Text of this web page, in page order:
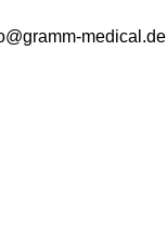
medical.de